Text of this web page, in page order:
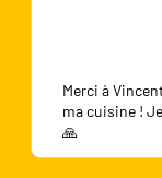
Merci à
ma cuisine !
🙏